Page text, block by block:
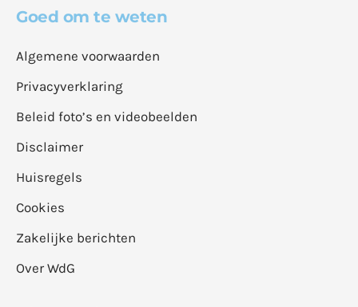
Goed om te weten
Algemene voorwaarden
Privacyverklaring
Beleid foto’s en videobeelden
Disclaimer
Huisregels
Cookies
Zakelijke berichten
Over WdG